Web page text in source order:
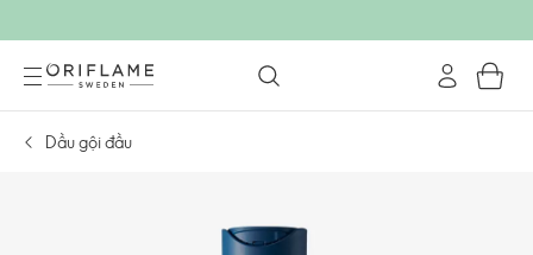
Dầu gội đầu